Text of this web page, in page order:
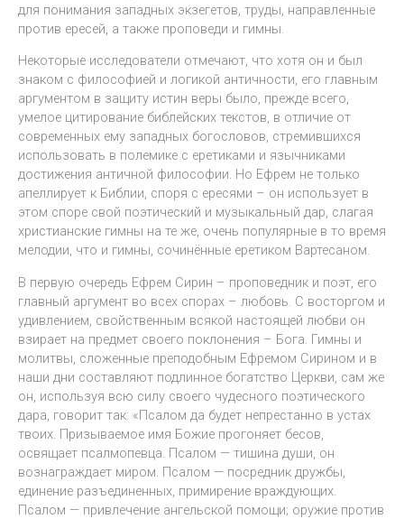
для понимания западных экзегетов, труды, направленные
против ересей, а также проповеди и гимны.
Некоторые исследователи отмечают, что хотя он и был
знаком с философией и логикой античности, его главным
аргументом в защиту истин веры было, прежде всего,
умелое цитирование библейских текстов, в отличие от
современных ему западных богословов, стремившихся
использовать в полемике с еретиками и язычниками
достижения античной философии. Но Ефрем не только
апеллирует к Библии, споря с ересями – он использует в
этом споре свой поэтический и музыкальный дар, слагая
христианские гимны на те же, очень популярные в то время
мелодии, что и гимны, сочинённые еретиком Вартесаном.
В первую очередь Ефрем Сирин – проповедник и поэт, его
главный аргумент во всех спорах – любовь. С восторгом и
удивлением, свойственным всякой настоящей любви он
взирает на предмет своего поклонения – Бога. Гимны и
молитвы, сложенные преподобным Ефремом Сирином и в
наши дни составляют подлинное богатство Церкви, сам же
он, используя всю силу своего чудесного поэтического
дара, говорит так: «Псалом да будет непрестанно в устах
твоих. Призываемое имя Божие прогоняет бесов,
освящает псалмопевца. Псалом — тишина души, он
вознаграждает миром. Псалом — посредник дружбы,
единение разъединенных, примирение враждующих.
Псалом — привлечение ангельской помощи; оружие против